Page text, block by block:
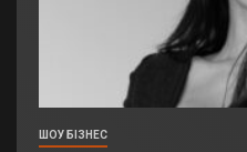
ШОУ БІЗНЕС